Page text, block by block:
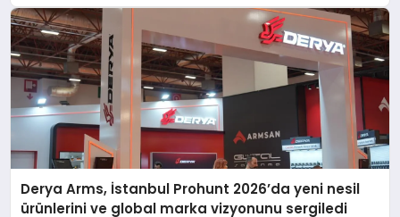
Derya Arms, İstanbul Prohunt 2026’da yeni nesil
ürünlerini ve global marka vizyonunu sergiledi